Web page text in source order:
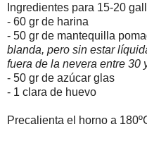
Ingredientes para 15-20
- 60 gr de harina
- 50 gr de mantequilla
blanda, pero sin estar
fuera de la nevera entre 30
- 50 gr de azúcar glas
- 1 clara de huevo
Precalienta el horno a